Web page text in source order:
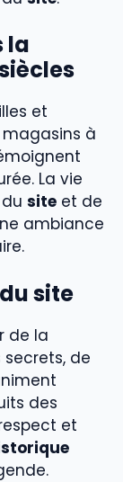
la
et
magasins à
La vie
du site et de
ambiance
site
de la
secrets, de
des
et